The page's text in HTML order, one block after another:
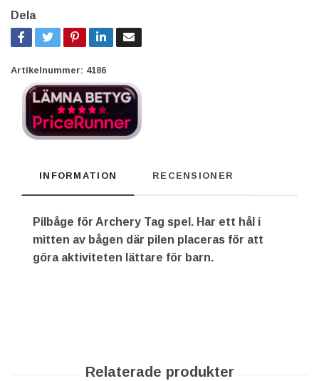
Dela
Artikelnummer: 4186
INFORMATION RECENSIONER
Pilbåge för Archery Tag spel. Har ett hål i
mitten av bågen där pilen placeras för att
göra aktiviteten lättare för barn.